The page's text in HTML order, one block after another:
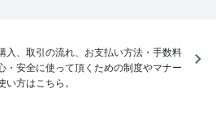
入、取引の流れ、お支払い方法・手数料
・安全に使って頂くための制度やマナー
方はこちら。